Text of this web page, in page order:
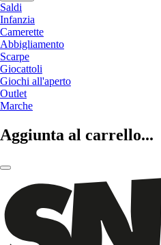
Saldi
Infanzia
Camerette
Abbigliamento
Scarpe
Giocattoli
Giochi all'aperto
Outlet
Marche
Aggiunta al carrello...